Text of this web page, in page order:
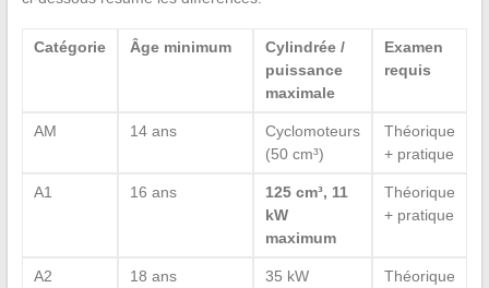
Catégorie Âge minimum
Cylindrée /
puissance
maximale
Examen
requis
AM 14 ans
Cyclomoteurs
(50 cm³)
Théorique
+ pratique
A1 16 ans
125 cm³, 11
kW
maximum
Théorique
+ pratique
A2 18 ans
35 kW
Théorique